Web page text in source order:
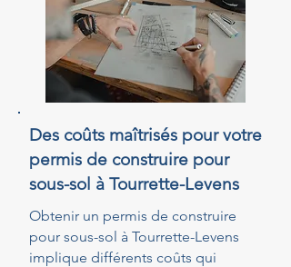
Des coûts maîtrisés pour votre
permis de construire pour
sous-sol à Tourrette-Levens
Obtenir un permis de construire
pour sous-sol à Tourrette-Levens
implique différents coûts qui